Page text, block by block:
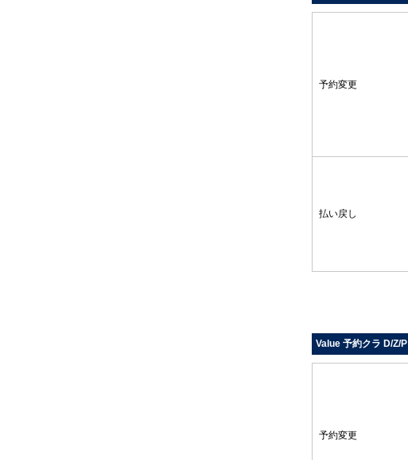
予約変更
払い戻し
Value 予約クラ D/Z/P
予約変更